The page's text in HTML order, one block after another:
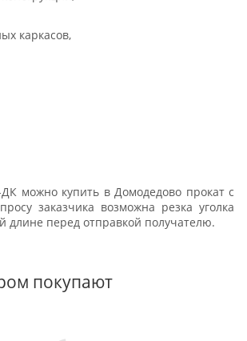
каркасов,
можно купить в Домодедово прокат с
заказчика возможна резка уголка
длине перед отправкой получателю.
покупают